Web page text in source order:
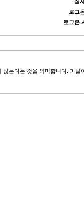
로그
로그온
않는다는 것을 의미합니다. 파